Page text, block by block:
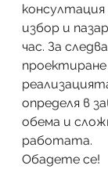
избор и
час. За
определя в
обема и
работата.
Обадете се!